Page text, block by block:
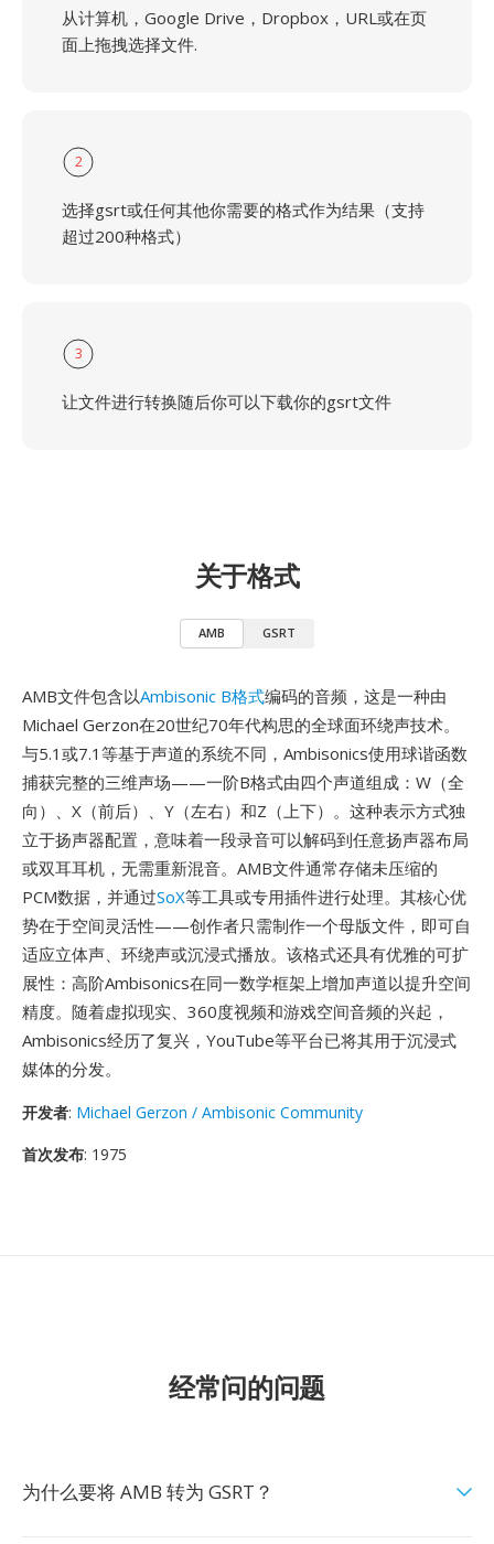
从计算机，Google Drive，Dropbox，URL或在页
面上拖拽选择文件.
2
选择gsrt或任何其他你需要的格式作为结果（支持
超过200种格式）
3
让文件进行转换随后你可以下载你的gsrt文件
关于格式
AMB GSRT
AMB文件包含以Ambisonic B格式编码的音频，这是一种由
Michael Gerzon在20世纪70年代构思的全球面环绕声技术。
与5.1或7.1等基于声道的系统不同，Ambisonics使用球谐函数
捕获完整的三维声场——一阶B格式由四个声道组成：W（全
向）、X（前后）、Y（左右）和Z（上下）。这种表示方式独
立于扬声器配置，意味着一段录音可以解码到任意扬声器布局
或双耳耳机，无需重新混音。AMB文件通常存储未压缩的
PCM数据，并通过SoX等工具或专用插件进行处理。其核心优
势在于空间灵活性——创作者只需制作一个母版文件，即可自
适应立体声、环绕声或沉浸式播放。该格式还具有优雅的可扩
展性：高阶Ambisonics在同一数学框架上增加声道以提升空间
精度。随着虚拟现实、360度视频和游戏空间音频的兴起，
Ambisonics经历了复兴，YouTube等平台已将其用于沉浸式
媒体的分发。
开发者: Michael Gerzon / Ambisonic Community
首次发布: 1975
经常问的问题
为什么要将 AMB 转为 GSRT？